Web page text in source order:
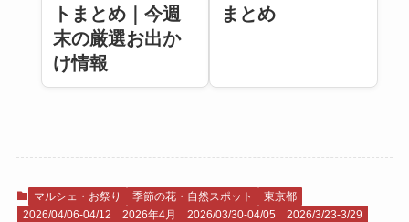
トまとめ｜今週
末の厳選お出か
け情報
まとめ
マルシェ・お祭り 季節の花・自然スポット
東京都
2026/04/06-04/12
2026年4月 2026/03/30-04/05
2026/3/23-3/29